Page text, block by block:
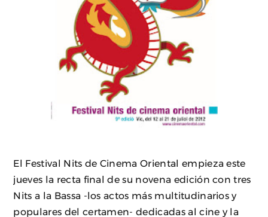
El Festival Nits de Cinema Oriental empieza este
jueves la recta final de su novena edición con tres
Nits a la Bassa -los actos más multitudinarios y
populares del certamen- dedicadas al cine y la